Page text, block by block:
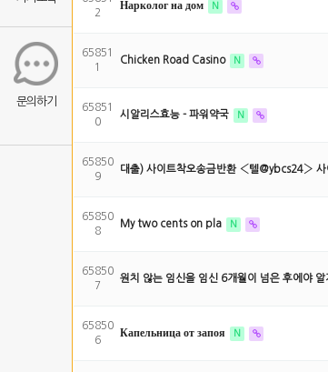
2
Нарколог на дом N
65851
1
Chicken Road Casino N
65851
0
시알리스효능 - 파워약국 N
65850
9
대출) 사이트착오송금반환 ‹텔@ybcs24› 사
65850
8
My two cents on pla N
65850
7
원치 않는 임신을 임신 6개월이 넘은 후에야
65850
6
Капельница от запоя N
문의하기